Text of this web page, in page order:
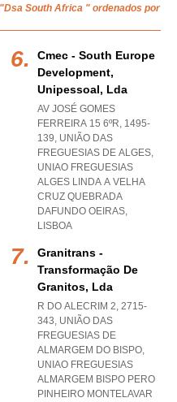
South Africa " ordenados por
Cmec - South Europe
Development,
Unipessoal, Lda
AV JOSÉ GOMES
FERREIRA 15 6ºR, 1495-
139, UNIÃO DAS
FREGUESIAS DE ALGES,
UNIAO FREGUESIAS
ALGES LINDA A VELHA
CRUZ QUEBRADA
DAFUNDO OEIRAS,
LISBOA
Granitrans -
Transformação De
Granitos, Lda
R DO ALECRIM 2, 2715-
343, UNIÃO DAS
FREGUESIAS DE
ALMARGEM DO BISPO,
UNIAO FREGUESIAS
ALMARGEM BISPO PERO
PINHEIRO MONTELAVAR